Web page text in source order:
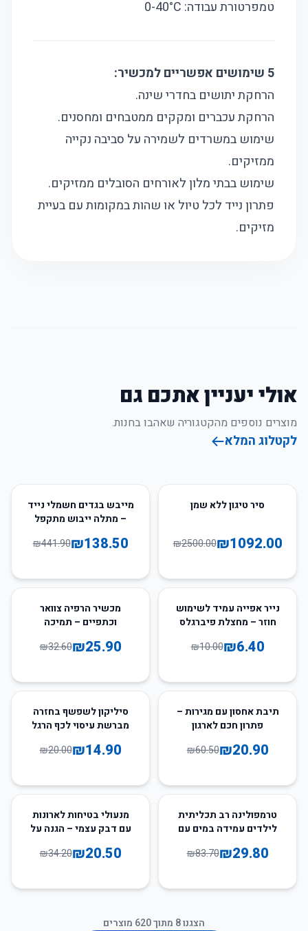
טמפרטורת עבודה: 0-40°C
5 שימושים אפשריים למכשיר:
הרחקת יתושים בחדרי שינה.
הרחקת עכברים ומקקים ממטבחים ומחסנים.
שימוש במשרדים לשמירה על סביבה נקייה
ממזיקים.
שימוש בבתי מלון לאורחים הסובלים ממזיקים.
פתרון נייד לכל טיול או שהות במקומות עם בעיית
מזיקים.
אולי יעניין אתכם גם
מוצרים נוספים מהקטגוריה שאהבו בחנות.
לקטלוג המלא
סיר טיגון ללא שמן
₪1092.00
₪2500.00
69%מייבש בגדים חשמלי נייד
– מתלה ייבוש מתקפל
₪138.50
₪441.90
36
נייר אפייה עמיד לשימוש
חוזר – מחצלת פיברגלס
₪6.40
₪10.00
מכשיר הרפיה צוואר
וכתפיים – תמיכה
הרחם
₪25.90
₪32.60
65
תיבת אחסון עם מגירות –
פתרון חכם לארגון
₪20.90
₪60.50
26
סיליקון לשפשף בחזרה
מברשת עיסוי לכף הרגל
₪14.90
₪20.00
64
טרמפולינה רב תכליתית
לילדים עמידה במים עם
₪29.80
₪83.70
40
מנעולי בטיחות לארונות
עם דבק עצמי – הגנה על
₪20.50
₪34.20
הצגנו8 מתוך620 מוצרים